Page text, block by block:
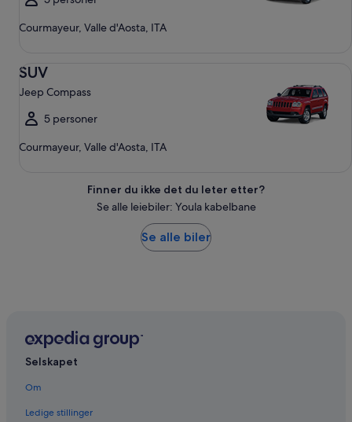
Courmayeur, Valle d'Aosta, ITA
SUV
Jeep Compass
5 personer
Courmayeur, Valle d'Aosta, ITA
Finner du ikke det du leter etter?
Se alle leiebiler: Youla kabelbane
Se alle biler
Selskapet
Om
Ledige stillinger